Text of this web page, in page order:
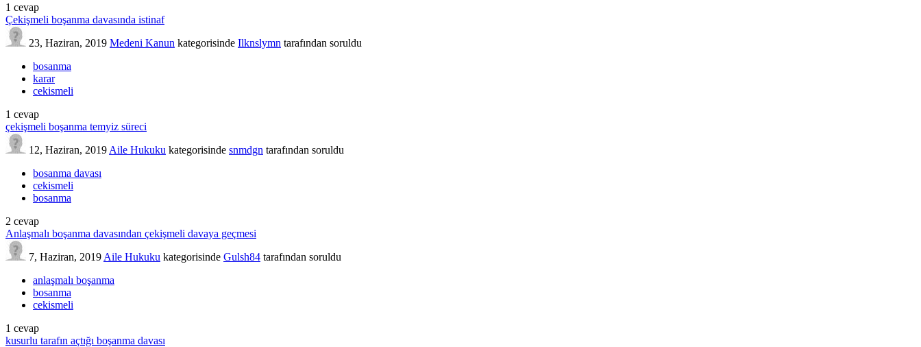
1 cevap
Çekişmeli boşanma davasında istinaf
23, Haziran, 2019 Medeni Kanun kategorisinde Ilknslymn tarafından soruldu
bosanma
karar
cekismeli
1 cevap
çekişmeli boşanma temyiz süreci
12, Haziran, 2019 Aile Hukuku kategorisinde snmdgn tarafından soruldu
bosanma davası
cekismeli
bosanma
2 cevap
Anlaşmalı boşanma davasından çekişmeli davaya geçmesi
7, Haziran, 2019 Aile Hukuku kategorisinde Gulsh84 tarafından soruldu
anlaşmalı boşanma
bosanma
cekismeli
1 cevap
kusurlu tarafın açtığı boşanma davası